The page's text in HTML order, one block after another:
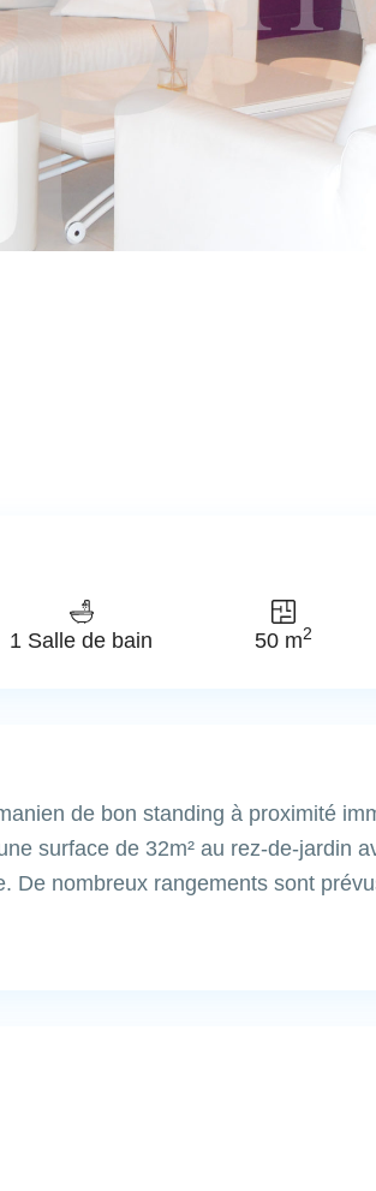
1 Salle de bain 50 m2
de bon standing à proximité
surface de 32m² au rez-de-jardin
De nombreux rangements sont